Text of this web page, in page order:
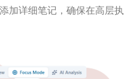
加详细笔记，确保在高层执